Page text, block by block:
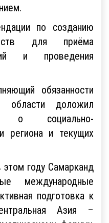
по созданию
для приёма
и проведения
обязанности
области доложил
о социально-
региона и текущих
году Самарканд
международные
подготовка к
Азия –